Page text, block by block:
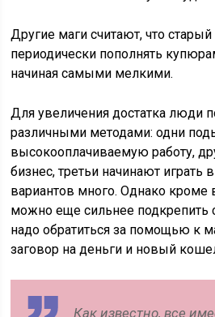
Другие маги считают, что
периодически пополнять
начиная самыми мелкими.
Для увеличения достатка люди
различными методами: одни
высокооплачиваемую работу,
бизнес, третьи начинают играть
вариантов много. Однако кроме
можно еще сильнее подкрепить
надо обратиться за помощью к
заговор на деньги и новый
Как известно, все